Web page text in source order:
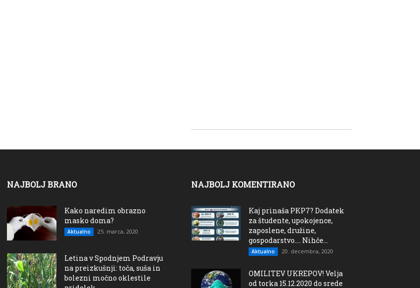
NAJBOLJ BRANO
Kako naredim obrazno
masko doma?
Aktualno 25. marca, 2020
Letina v Spodnjem Podravju
na preizkušnji: toča, suša in
bolezni močno oklestile
NAJBOLJ KOMENTIRANO
Kaj prinaša PKP7? Dodatek
za študente, upokojence,
zaposlene, družine,
gospodarstvo…. Nihče...
Aktualno 20. decembra, 2020
OMILITEV UKREPOV! Velja
od torka 15.12.2020 do srede